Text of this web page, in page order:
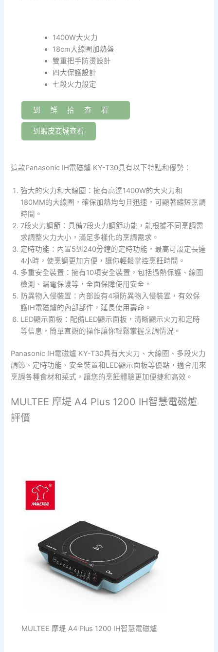
1400W大火力
18cm大線圈加熱盤
雙重把手防燙設計
四大保護設計
七段火力設定
到鮮拾查看
到蝦皮商城查看
這款Panasonic IH電磁爐 KY-T30具有以下特點和優勢：
強大的火力和大線圈：擁有高達1400W的大火力和
180MM的大線圈，確保加熱均勻且迅速，可顯著縮短烹調
時間。
7段火力調節：具備7段火力調節功能，能根據不同烹調需
求調整火力大小，滿足多樣化的烹調需求。
定時功能：內置5到240分鐘的定時功能，最高可設定長達
4小時，使烹調更加方便，讓你輕鬆掌控烹飪時間。
多重安全裝置：擁有10項安全裝置，包括過熱保護、線圈
檢測、漏電保護等，全面保障使用安全。
防異物入侵裝置：內部設有4項防異物入侵裝置，有效保
護IH電磁爐的內部部件，延長使用壽命。
LED顯示面板：配備LED顯示面板，清晰顯示火力和定時
等信息，簡單直觀的操作讓你輕鬆掌握烹調情況。
Panasonic IH電磁爐 KY-T30具有大火力、大線圈、多段火力
調節、定時功能、安全裝置和LED顯示面板等優點，適合用來
烹調各種食材和菜式，讓您的烹飪體驗更加便捷和高效。
MULTEE 摩堤 A4 Plus 1200 IH智慧電磁爐
評價
MULTEE 摩堤 A4 Plus 1200 IH智慧電磁爐